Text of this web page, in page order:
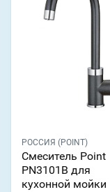
РОССИЯ (POINT)
Смеситель Point
PN3101B для
кухонной мойки